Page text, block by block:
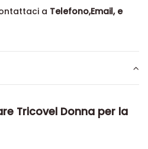
a Telefono,Email, e
Tricovel Donna per la